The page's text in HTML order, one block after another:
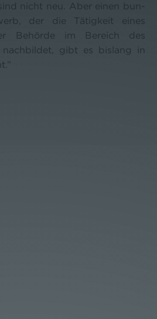
nicht neu. Aber einen bun-
der die Tätigkeit eines
Behörde im Bereich des
nachbildet, gibt es bislang in